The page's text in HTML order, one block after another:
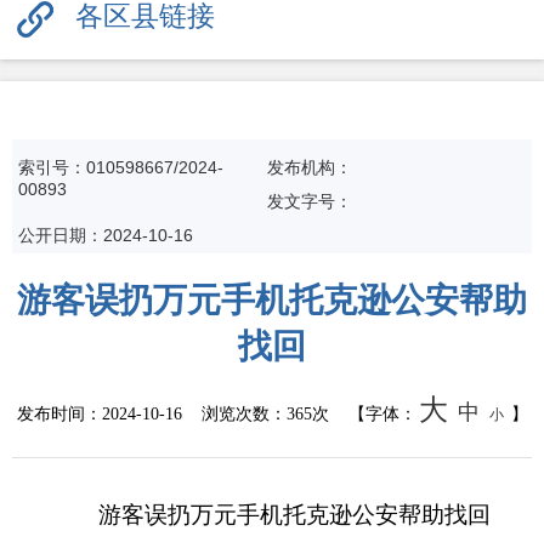
其他服务信息
公共企事业信息
生产安全
自然资源
各区县链接
索引号：010598667/2024-
00893
发布机构：
发文字号：
公开日期：2024-10-16
游客误扔万元手机托克逊公安帮助
找回
发布时间： 2024-10-16浏览次数： 365次 【字体： 大 中 小 】
游客误扔万元手机托克逊公安帮助找回